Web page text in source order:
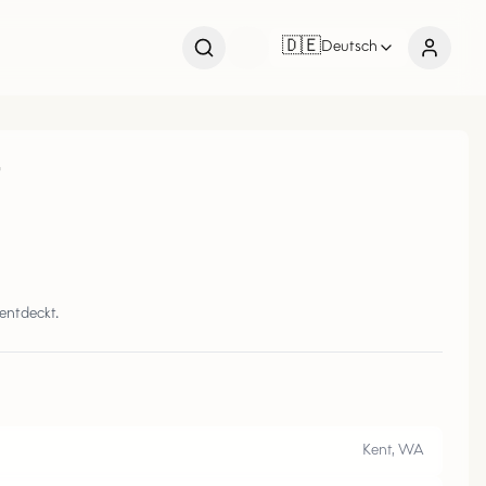
🇩🇪Deutsch
Kent, WA